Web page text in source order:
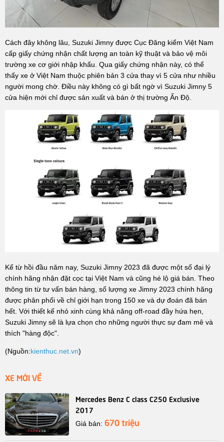
Cách đây không lâu, Suzuki Jimny được Cục Đăng kiểm Việt Nam
cấp giấy chứng nhận chất lượng an toàn kỹ thuật và bảo vệ môi
trường xe cơ giới nhập khẩu. Qua giấy chứng nhận này, có thể
thấy xe ở Việt Nam thuộc phiên bản 3 cửa thay vì 5 cửa như nhiều
người mong chờ. Điều này không có gì bất ngờ vì Suzuki Jimny 5
cửa hiện mới chỉ được sản xuất và bán ở thị trường Ấn Độ.
Kể từ hồi đầu năm nay, Suzuki Jimny 2023 đã được một số đại lý
chính hãng nhận đặt cọc tại Việt Nam và cũng hé lộ giá bán. Theo
thông tin từ tư vấn bán hàng, số lượng xe Jimny 2023 chính hãng
được phân phối về chỉ giới hạn trong 150 xe và dự đoán đã bán
hết. Với thiết kế nhỏ xinh cùng khả năng off-road đầy hứa hẹn,
Suzuki Jimny sẽ là lựa chọn cho những người thực sự đam mê và
thích "hàng độc".
(Nguồn:kienthuc.net.vn)
XE MỚI VỀ
Mercedes Benz C class C250 Exclusive
2017
Giá bán:670 triệu